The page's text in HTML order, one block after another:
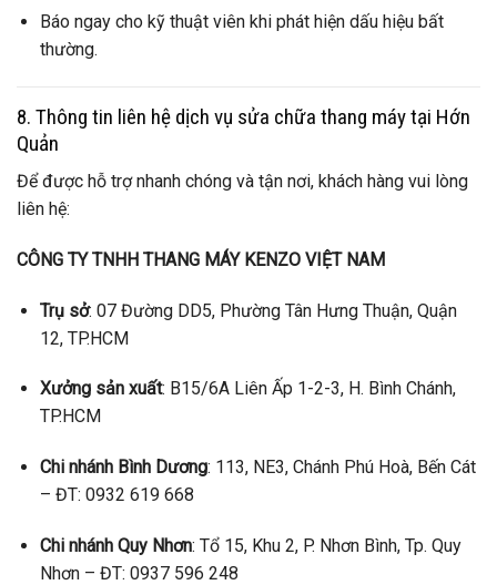
Báo ngay cho kỹ thuật viên khi phát hiện dấu hiệu bất
thường.
8. Thông tin liên hệ dịch vụ sửa chữa thang máy tại Hớn
Quản
Để được hỗ trợ nhanh chóng và tận nơi, khách hàng vui lòng
liên hệ:
CÔNG TY TNHH THANG MÁY KENZO VIỆT NAM
Trụ sở: 07 Đường DD5, Phường Tân Hưng Thuận, Quận
12, TP.HCM
Xưởng sản xuất: B15/6A Liên Ấp 1-2-3, H. Bình Chánh,
TP.HCM
Chi nhánh Bình Dương: 113, NE3, Chánh Phú Hoà, Bến Cát
– ĐT: 0932 619 668
Chi nhánh Quy Nhơn: Tổ 15, Khu 2, P. Nhơn Bình, Tp. Quy
Nhơn – ĐT: 0937 596 248